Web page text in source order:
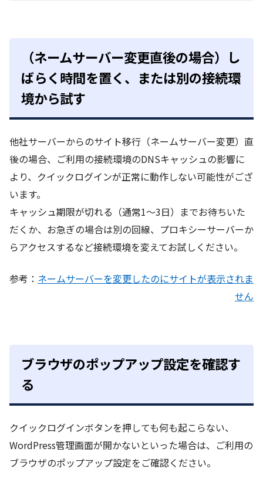
（ネームサーバー変更直後の場合）し
ばらく時間を置く、または別の接続環
境から試す
他社サーバーからのサイト移行（ネームサーバー変更）直
後の場合、ご利用の接続環境のDNSキャッシュの影響に
より、クイックログインが正常に動作しない可能性がござ
います。
キャッシュ期限が切れる（通常1～3日）までお待ちいた
だくか、お急ぎの場合は別の回線、プロキシーサーバーか
らアクセスするなど接続環境を変えてお試しください。
参考： ネームサーバーを変更したのにサイトが表示されま
せん
ブラウザのポップアップ設定を確認す
る
クイックログインボタンを押しても何も起こらない、
WordPress管理画面が開かないといった場合は、ご利用の
ブラウザのポップアップ設定をご確認ください。